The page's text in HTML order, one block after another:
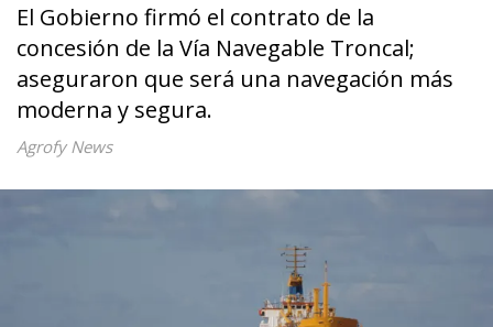
El Gobierno firmó el contrato de la
concesión de la Vía Navegable Troncal;
aseguraron que será una navegación más
moderna y segura.
Agrofy News